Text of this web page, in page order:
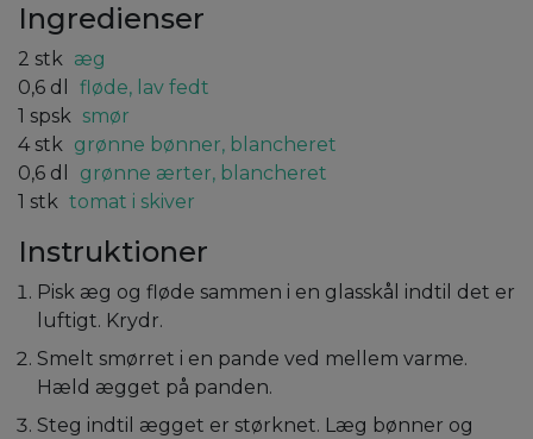
Ingredienser
2 stk æg
0,6 dl
fløde, lav fedt
1 spsk smør
4 stk grønne bønner, blancheret
0,6 dl
grønne ærter, blancheret
1 stk tomat i skiver
Instruktioner
Pisk æg og fløde sammen i en glasskål indtil det er
luftigt. Krydr.
Smelt smørret i en pande ved mellem varme.
Hæld ægget på panden.
Steg indtil ægget er størknet. Læg bønner og